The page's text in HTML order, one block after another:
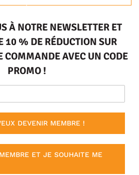
À NOTRE NEWSLETTER ET
10 % DE RÉDUCTION SUR
COMMANDE AVEC UN CODE
PROMO !
DEVENIR MEMBRE !
ET JE SOUHAITE ME